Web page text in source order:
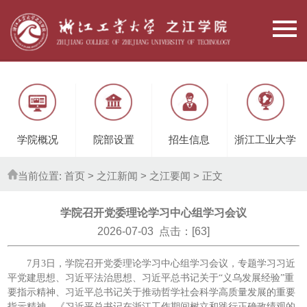
学院概况 院部设置 招生信息 浙江工业大学
当前位置:首页 > 之江新闻 > 之江要闻 > 正文
学院召开党委理论学习中心组学习会议
2026-07-03 点击：[ 63
7月3日，学院召开党委理论学习中心组学习会议，专题学习习近
平党建思想、习近平法治思想、习近平总书记关于“义乌发展经验”重
要指示精神、习近平总书记关于推动哲学社会科学高质量发展的重要